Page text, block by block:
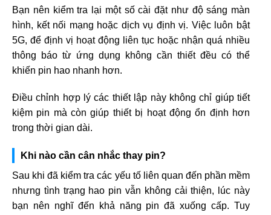
Bạn nên kiểm tra lại một số cài đặt như độ sáng màn
hình, kết nối mạng hoặc dịch vụ định vị. Việc luôn bật
5G, để định vị hoạt động liên tục hoặc nhận quá nhiều
thông báo từ ứng dụng không cần thiết đều có thể
khiến pin hao nhanh hơn.
Điều chỉnh hợp lý các thiết lập này không chỉ giúp tiết
kiệm pin mà còn giúp thiết bị hoạt động ổn định hơn
trong thời gian dài.
Khi nào cần cân nhắc thay pin?
Sau khi đã kiểm tra các yếu tố liên quan đến phần mềm
nhưng tình trạng hao pin vẫn không cải thiện, lúc này
bạn nên nghĩ đến khả năng pin đã xuống cấp. Tuy